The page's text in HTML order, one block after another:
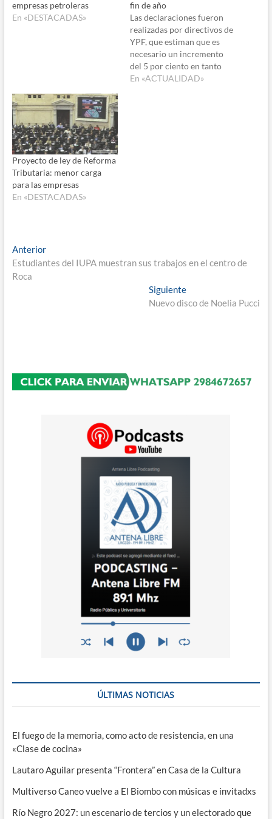
empresas petroleras
En «DESTACADAS»
fin de año
Las declaraciones fueron
realizadas por directivos de
YPF, que estiman que es
necesario un incremento
del 5 por ciento en tanto
desde el sector de
En «ACTUALIDAD»
Proyecto de ley de Reforma
Tributaria: menor carga
para las empresas
En «DESTACADAS»
Navegación
de
AnteriorEntrada
anterior:
Estudiantes del IUPA muestran sus trabajos en el centro de
Roca
SiguienteEntrada
siguiente:
Nuevo disco de Noelia Pucci
ÚLTIMAS NOTICIAS
El fuego de la memoria, como acto de resistencia, en una
«Clase de cocina»
Lautaro Aguilar presenta “Frontera” en Casa de la Cultura
Multiverso Caneo vuelve a El Biombo con músicas e invitadxs
Río Negro 2027: un escenario de tercios y un electorado que